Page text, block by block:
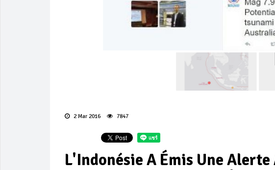
2 Mar 2016 7847
L'Indonésie A Émis Une Alerte